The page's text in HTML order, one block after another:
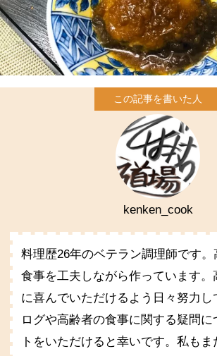
kenken_cook
料理歴26年のベテラン調理師です
食事を工夫しながら作っています。
に喜んでいただけるよう日々努力し
ログや高齢者の食事に関する疑問に
トをいただけると幸いです。私もま